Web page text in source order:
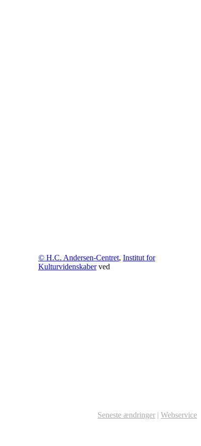
© H.C. Andersen-Centret, Institut for
Kulturvidenskaberved
Seneste ændringer | Webservice